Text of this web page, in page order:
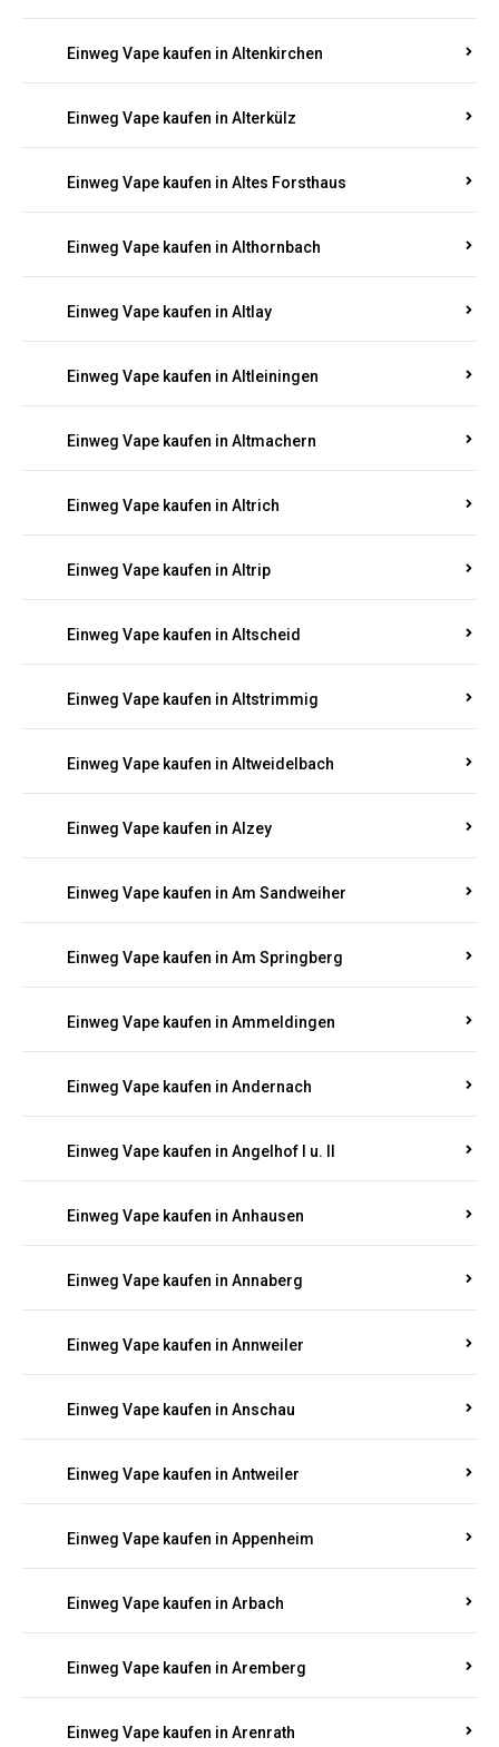
Einweg Vape kaufen in Altenkirchen
Einweg Vape kaufen in Alterkülz
Einweg Vape kaufen in Altes Forsthaus
Einweg Vape kaufen in Althornbach
Einweg Vape kaufen in Altlay
Einweg Vape kaufen in Altleiningen
Einweg Vape kaufen in Altmachern
Einweg Vape kaufen in Altrich
Einweg Vape kaufen in Altrip
Einweg Vape kaufen in Altscheid
Einweg Vape kaufen in Altstrimmig
Einweg Vape kaufen in Altweidelbach
Einweg Vape kaufen in Alzey
Einweg Vape kaufen in Am Sandweiher
Einweg Vape kaufen in Am Springberg
Einweg Vape kaufen in Ammeldingen
Einweg Vape kaufen in Andernach
Einweg Vape kaufen in Angelhof I u. II
Einweg Vape kaufen in Anhausen
Einweg Vape kaufen in Annaberg
Einweg Vape kaufen in Annweiler
Einweg Vape kaufen in Anschau
Einweg Vape kaufen in Antweiler
Einweg Vape kaufen in Appenheim
Einweg Vape kaufen in Arbach
Einweg Vape kaufen in Aremberg
Einweg Vape kaufen in Arenrath